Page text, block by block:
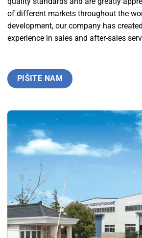
of different markets throughout the
development, our company has
experience in sales and after-sales
PIŠITE NAM